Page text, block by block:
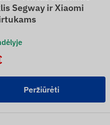
Segway ir Xiaomi
Peržiūrėti